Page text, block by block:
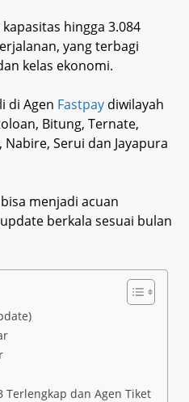
hingga 3.084
yang terbagi
kelas ekonomi.
di Agen Fastpay diwilayah
Bitung, Ternate,
Serui dan Jayapura
menjadi acuan
berkala sesuai bulan
Terlengkap dan Agen Tiket